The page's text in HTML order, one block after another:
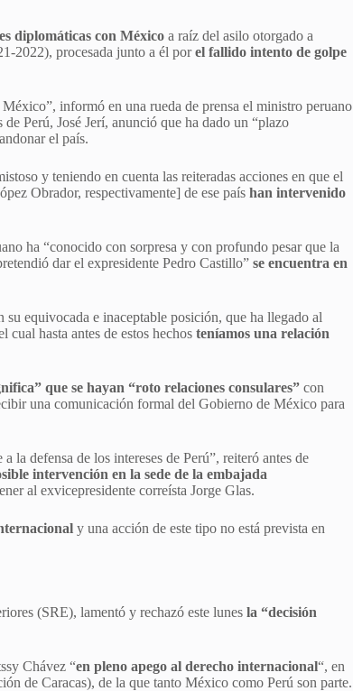
diplomáticas con México a raíz del asilo otorgado a
2022), procesada junto a él porel fallido intento de golpe
informó en una rueda de prensa el ministro peruano
Perú, José Jerí, anunció que ha dado un “plazo
el país.
y teniendo en cuenta las reiteradas acciones en que el
Obrador, respectivamente] de ese país han intervenido
ha “conocido con sorpresa y con profundo pesar que la
dar el expresidente Pedro Castillo” se encuentra en
equivocada e inaceptable posición, que ha llegado al
hasta antes de estos hechos teníamos una relación
que se hayan “roto relaciones consulares” con
una comunicación formal del Gobierno de México para
la defensa de los intereses de Perú”, reiteró antes de
intervención en la sede de la embajada
al exvicepresidente correísta Jorge Glas.
y una acción de este tipo no está prevista en
(SRE), lamentó y rechazó este lunes la “decisión
Chávez “en pleno apego al derecho internacional“, en
de Caracas), de la que tanto México como Perú son parte.